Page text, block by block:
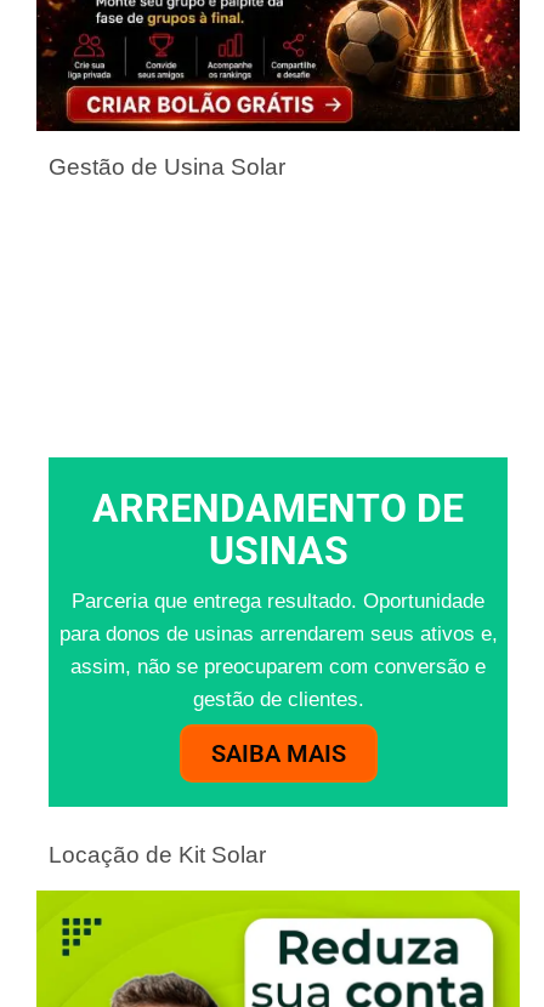
Gestão de Usina Solar
ARRENDAMENTO DE
USINAS
Parceria que entrega resultado. Oportunidade
para donos de usinas arrendarem seus ativos e,
assim, não se preocuparem com conversão e
gestão de clientes.
SAIBA MAIS
Locação de Kit Solar